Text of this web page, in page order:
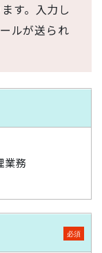
す。入力し
ルが送られ
業務